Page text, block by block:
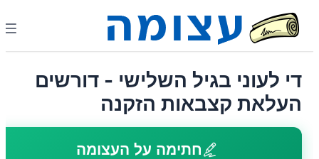
די לעוני בגיל השלישי - דורשים
העלאת קצבאות הזקנה
חתימה על העצומה